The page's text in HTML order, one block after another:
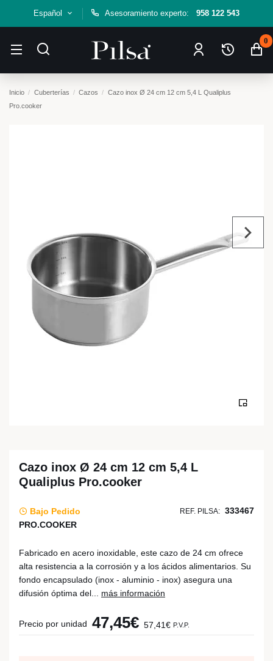
Español Asesoramiento experto: 958 122 543
0
Inicio Cuberterías Cazos
Cazo inox Ø 24 cm 12 cm 5,4 L Qualiplus
Pro.cooker
Cazo inox Ø 24 cm 12 cm 5,4 L
Qualiplus Pro.cooker
Bajo Pedido REF. PILSA: 333467
PRO.COOKER
Fabricado en acero inoxidable, este cazo de 24 cm ofrece
alta resistencia a la corrosión y a los ácidos alimentarios. Su
fondo encapsulado (inox - aluminio - inox) asegura una
difusión óptima del... más información
Precio por unidad 47,45€ 57,41€ P.V.P.